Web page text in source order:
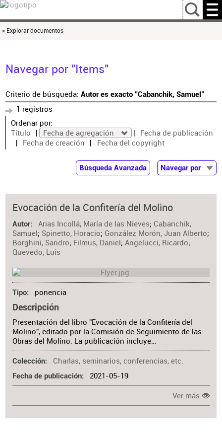
…
» Explorar documentos
Navegar por "Items"
Criterio de búsqueda: Autor es exacto "Cabanchik, Samuel"
1 registros
Ordenar por:
Título
Fecha de agregación
Fecha de publicación
Fecha de creación
Fecha del copyright
Búsqueda Avanzada
Navegar por
Autor
Colaborador
Materia
Evocación de la Confitería del Molino
Autor Arias Incollá, María de las Nieves; Cabanchik,
Samuel; Spinetto, Horacio; González Morón, Juan Alberto;
Borghini, Sandro; Filmus, Daniel;Angelucci, Ricardo;
Quevedo, Luis
Tipo ponencia
Descripción
Presentación del libro "Evocación de la Confitería del
Molino", editado por la Comisión de Seguimiento de las
Obras del Molino. La publicación incluye…
Colección Charlas, seminarios, conferencias, etc.
Fecha de publicación 2021-05-19
Ver más